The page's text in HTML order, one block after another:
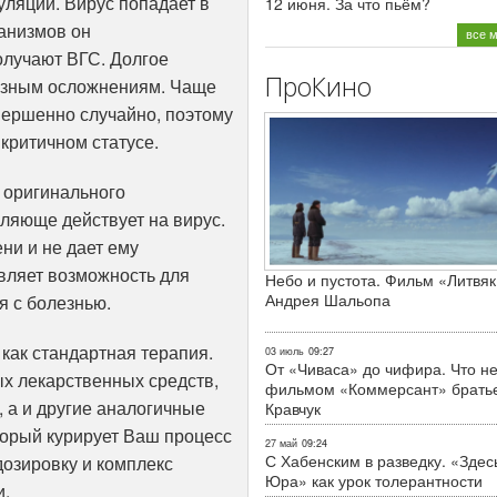
он
ВГС. Долгое
осложнениям. Чаще
случайно, поэтому
статусе.
действует на вирус.
и не дает ему
возможность для
с болезнью.
стандартная терапия.
лекарственных средств,
а и другие аналогичные
курирует Ваш процесс
и комплекс
все
ПроКино
Небо и пустота. Фильм
Андрея Шальопа
03 июль 09:27
От «Чиваса» до чифира. Что
фильмом «Коммерсант»
Кравчук
27 май 09:24
С Хабенским в разведку.
Юра» как урок толерантности